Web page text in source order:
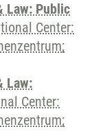
Law: Public
Center:
Law:
Center: